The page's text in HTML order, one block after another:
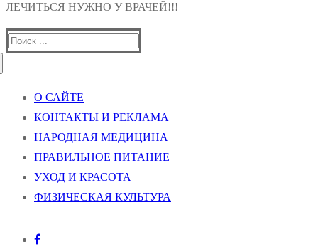
ЛЕЧИТЬСЯ НУЖНО У ВРАЧЕЙ!!!
Найти:
О САЙТЕ
КОНТАКТЫ И РЕКЛАМА
НАРОДНАЯ МЕДИЦИНА
ПРАВИЛЬНОЕ ПИТАНИЕ
УХОД И КРАСОТА
ФИЗИЧЕСКАЯ КУЛЬТУРА